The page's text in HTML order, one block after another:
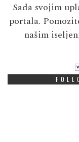
Sada svojim
portala.
našim